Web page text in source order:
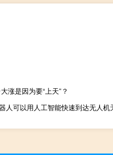
涨是因为要“上天”？